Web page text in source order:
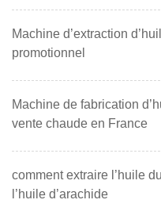
Machine d’extraction
promotionnel
Machine de fabrication
vente chaude en France
comment extraire l’huile
l’huile d’arachide